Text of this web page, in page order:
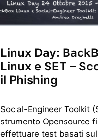
Linux Day:
Linux e SET –
il Phishing
Social-Engineer Toolkit
strumento Opensource
effettuare test basati